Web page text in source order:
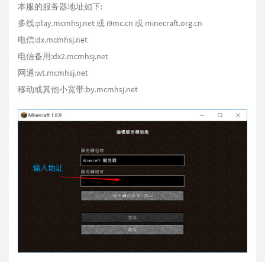
本服的服务器地址如下:
多线:play.mcmhsj.net 或 i9mc.cn 或 minecraft.org.cn
电信:dx.mcmhsj.net
电信备用:dx2.mcmhsj.net
网通:wt.mcmhsj.net
移动或其他小宽带:by.mcmhsj.net